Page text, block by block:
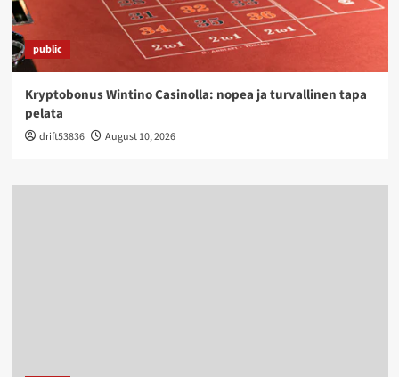
public
Kryptobonus Wintino Casinolla: nopea ja turvallinen tapa
pelata
drift53836 August 10, 2026